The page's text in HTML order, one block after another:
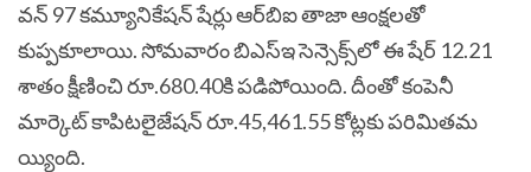
వన్‌ 97 కమ్యూనికేషన్‌ షేర్లు ఆర్‌బిఐ తాజా ఆంక్షలతో
కుప్పకూలాయి. సోమవారం బిఎస్‌ఇ సెన్సెక్స్‌లో ఈ షేర్‌ 12.21
శాతం క్షీణించి రూ.680.40కి పడిపోయింది. దీంతో కంపెనీ
మార్కెట్‌ కాపిటలైజేషన్‌ రూ.45,461.55 కోట్లకు పరిమితమ
య్యింది.